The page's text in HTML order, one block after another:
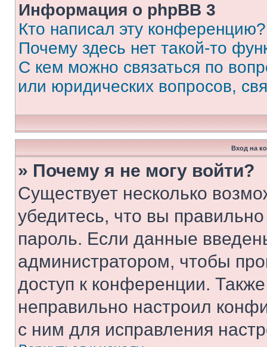
Информация о phpBB 3
Кто написал эту конференцию?
Почему здесь нет такой-то
С кем можно связаться по
или юридических вопросов,
Вход на
» Почему я не могу войти?
Существует несколько
убедитесь, что вы
пароль. Если данные
администратором, чтобы
доступ к конференции.
неправильно настроил
с ним для исправления